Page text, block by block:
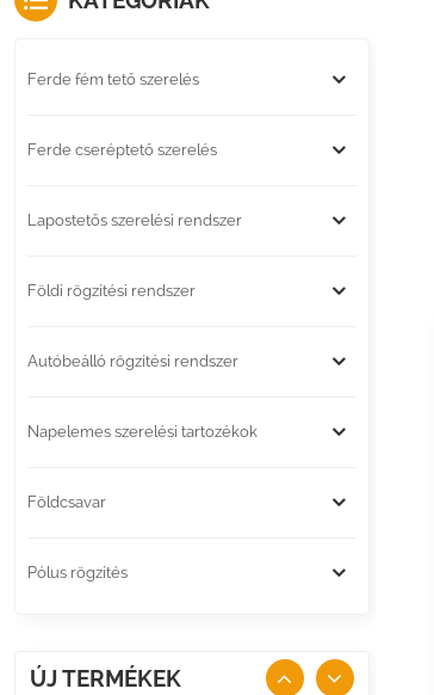
Ferde fém tető szerelés
Ferde cseréptető szerelés
Lapostetős szerelési rendszer
Földi rögzítési rendszer
Autóbeálló rögzítési rendszer
Napelemes szerelési tartozékok
Földcsavar
Pólus rögzítés
ÚJ TERMÉKEK